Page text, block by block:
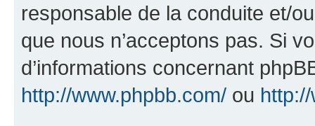
responsable de la conduite et/
que nous n’acceptons pas. Si
d’informations concernant
http://www.phpbb.com/ ou